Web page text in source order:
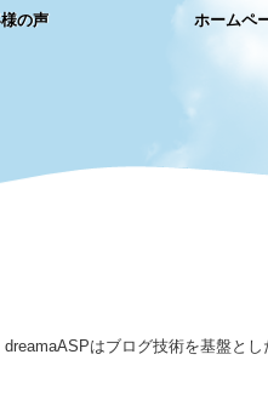
の声 ホームペ
はブログ技術を基盤と